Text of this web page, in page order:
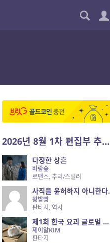
2026년 8월 1차 편집부 추천작
다정한 상흔
바람숲
로맨스, 추리/스릴러
사직을 윤허하지 아니한다.
왕밤빵
판타지, 역사
제1회 한국 요괴 글로벌 진출 공개 오디션 시즌 2 — 나는 요괴다
제이알KIM
판타지